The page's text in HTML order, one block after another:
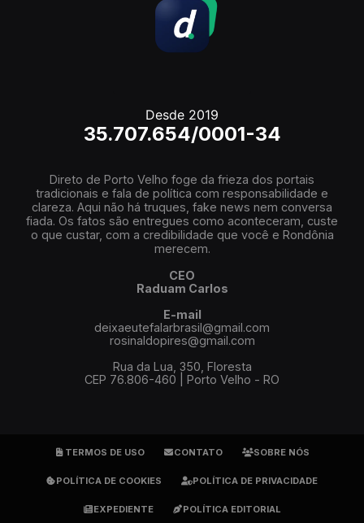
Desde 2019
35.707.654/0001-34
Direto de Porto Velho foge da frieza dos portais
tradicionais e fala de política com responsabilidade e
clareza. Aqui não há truques, fake news nem conversa
fiada. Os fatos são entregues como aconteceram, custe
o que custar, com a credibilidade que você e Rondônia
merecem.
CEO
Raduam Carlos
E-mail
deixaeutefalarbrasil@gmail.com
rosinaldopires@gmail.com
Rua da Lua, 350, Floresta
CEP 76.806-460 | Porto Velho - RO
TERMOS DE USO CONTATO SOBRE NÓS
POLÍTICA DE COOKIES POLÍTICA DE PRIVACIDADE
EXPEDIENTE POLÍTICA EDITORIAL